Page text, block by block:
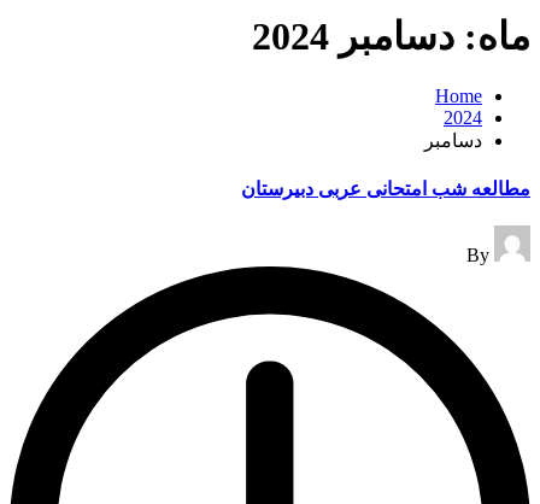
ماه: دسامبر 2024
Home
2024
دسامبر
مطالعه شب امتحانی عربی دبیرستان
Posted
by
By